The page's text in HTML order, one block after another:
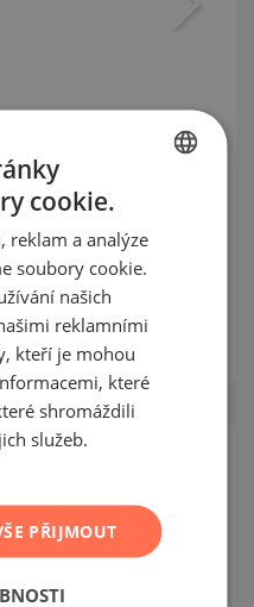
-
prémiovým
Benahavisu
/ ŠPANĚLSKO
€
€/
BULGARIAN
ENGLISH
GERMAN
FRENCH
POLISH
CZECH
cookie.
reklam a analýze
soubory cookie.
našich
reklamními
kteří je mohou
které
shromáždili
služeb.
PŘIJMOUT